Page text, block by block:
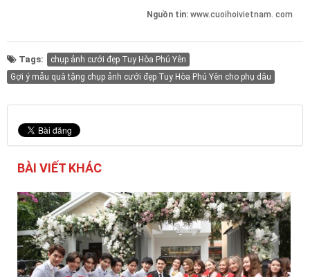
Nguồn tin: www.cuoihoivietnam. com
Tags:
chụp ảnh cưới đẹp Tuy Hòa Phú Yên
Gợi ý mẫu quà tặng chụp ảnh cưới đẹp Tuy Hòa Phú Yên cho phụ dâu
BÀI VIẾT KHÁC